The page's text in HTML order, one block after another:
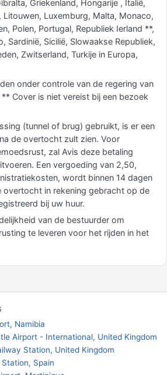
Griekenland, Hongarije , Italië,
Litouwen, Luxemburg, Malta, Monaco,
Polen, Portugal, Republiek Ierland **,
Sardinië, Sicilië, Slowaakse Republiek,
Zwitserland, Turkije in Europa,
onder controle van de regering van
Cover is niet vereist bij een bezoek
(tunnel of brug) gebruikt, is er een
de overtocht zult zien. Voor
zal Avis deze betaling
Een vergoeding van 2,50,
wordt binnen 14 dagen
overtocht in rekening gebracht op de
bij uw huur.
van de bestuurder om
te leveren voor het rijden in het
Namibia
Airport - International, United Kingdom
Station, United Kingdom
Spain